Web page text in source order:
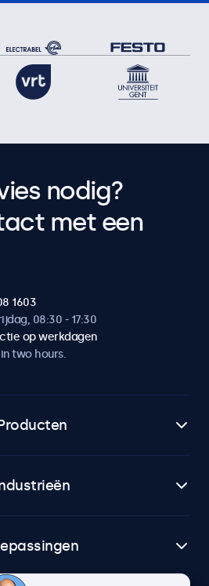
nodig?
met een
1603
08:30 - 17:30
op werkdagen
two hours.